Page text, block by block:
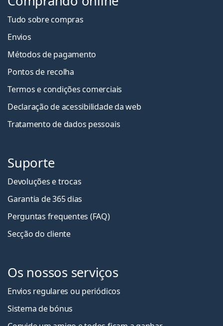
Tudo sobre compras
Envios
Métodos de pagamento
Pontos de recolha
Termos e condições comerciais
Declaração de acessibilidade da web
Tratamento de dados pessoais
Suporte
Devoluções e trocas
Garantia de 365 dias
Perguntas frequentes (FAQ)
Secção do cliente
Os nossos serviços
Envios regulares ou periódicos
Sistema de bónus